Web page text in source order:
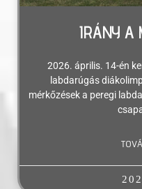
IRÁNY A
2026. április. 14-én
labdarúgás
mérkőzések a peregi